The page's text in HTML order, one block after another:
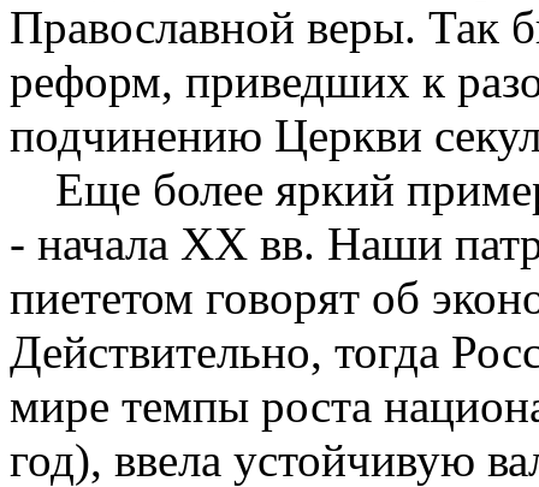
Православной веры. Так
реформ, приведших к
подчине­нию Церкви
Еще более яркий
- начала XX вв. Наши
пиететом говорят об
Действительно, тогда
мире темпы роста
год), ввела устойчивую